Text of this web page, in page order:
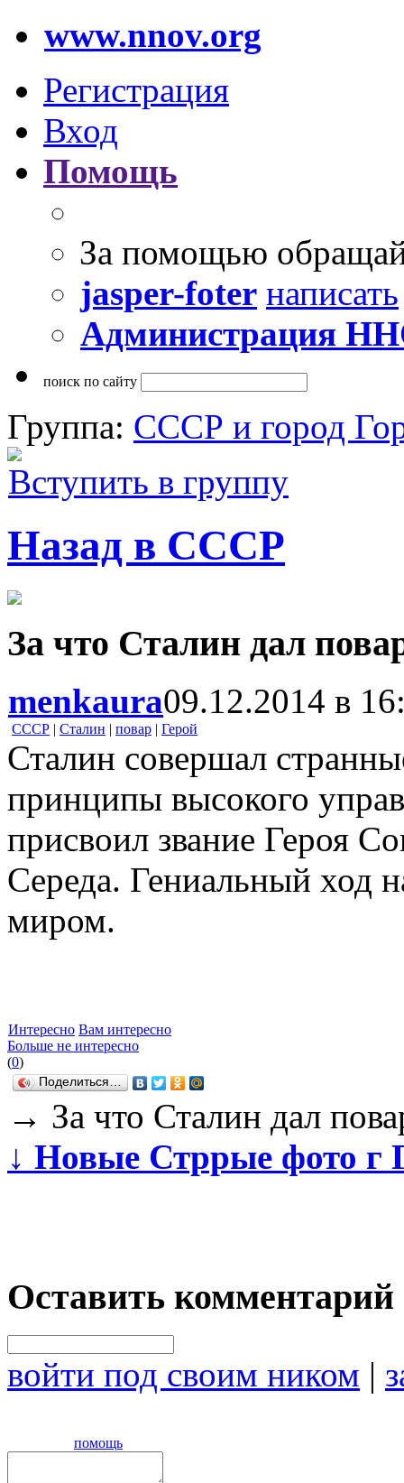
www.nnov.org
Регистрация
Вход
Помощь
За помощью
jasper-foter написать
Администрация
поиск по сайту
Группа: СССР и город
Вступить в группу
Назад в СССР
За что Сталин дал
menkaura09.12.2014 в
СССР | Сталин | повар | Герой
Сталин совершал
принципы высокого
присвоил звание Героя
Середа. Гениальный ход
миром.
Интересно Вам интересно
Больше не интересно
(0)
Поделиться…
→ За что Сталин дал
↓ Новые Стррые фото г
Оставить комментарий
войти под своим ником |
помощь